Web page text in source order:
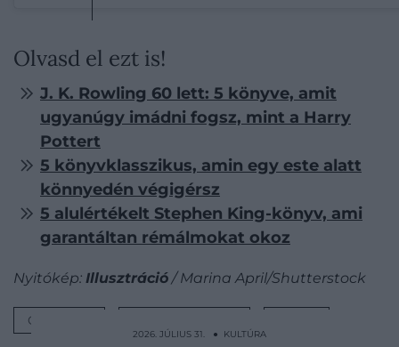
Olvasd el ezt is!
J. K. Rowling 60 lett: 5 könyve, amit
ugyanúgy imádni fogsz, mint a Harry
Pottert
5 könyvklasszikus, amin egy este alatt
könnyedén végigérsz
5 alulértékelt Stephen King-könyv, ami
garantáltan rémálmokat okoz
Nyitókép: Illusztráció/ Marina April/Shutterstock
OLVASÁS
2026. JÚLIUS 31. ● KULTÚRA